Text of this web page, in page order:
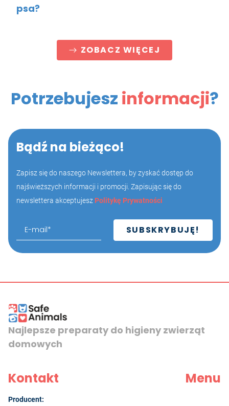
psa?
ZOBACZ WIĘCEJ
Potrzebujesz informacji?
Bądź na bieżąco!
Zapisz się do naszego Newslettera, by zyskać dostęp do
najświeższych informacji i promocji. Zapisując się do
newslettera akceptujesz Politykę Prywatności
Najlepsze preparaty do higieny zwierząt
domowych
Kontakt
Producent:
Menu